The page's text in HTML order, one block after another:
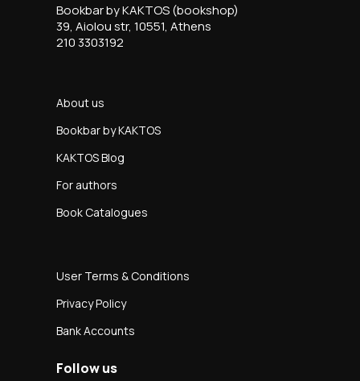
Bookbar by KAKTOS (bookshop)
39, Aiolou str, 10551, Athens
210 3303192
About us
Bookbar by KAKTOS
KAKTOS Blog
For authors
Book Catalogues
User Terms & Conditions
Privacy Policy
Bank Accounts
Follow us